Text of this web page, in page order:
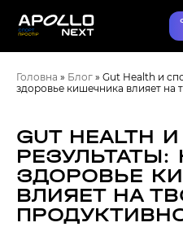
Головна » Блог » Gut Health и
здоровье кишечника влияет на
GUT
РЕЗУЛЬТАТЫ:
ЗДОРОВЬЕ
ВЛИЯЕТ НА